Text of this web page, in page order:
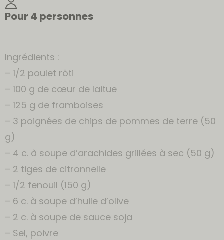
Pour 4 personnes
Ingrédients :
– 1/2 poulet rôti
– 100 g de cœur de laitue
– 125 g de framboises
– 3 poignées de chips de pommes de terre (50
g)
– 4 c. à soupe d’arachides grillées à sec (50 g)
– 2 tiges de citronnelle
– 1/2 fenouil (150 g)
– 6 c. à soupe d’huile d’olive
– 2 c. à soupe de sauce soja
– Sel, poivre